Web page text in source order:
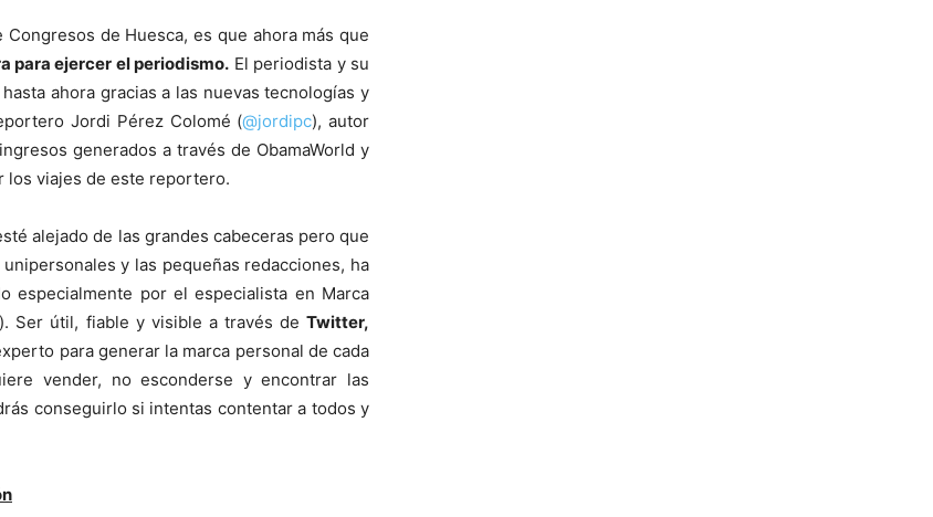
de Huesca, es que ahora más que
para ejercer el periodismo. El periodista y su
ahora gracias a las nuevas tecnologías y
Jordi Pérez Colomé (@jordipc), autor
generados a través de ObamaWorld y
los viajes de este reportero.
alejado de las grandes cabeceras pero que
y las pequeñas redacciones, ha
especialmente por el especialista en Marca
). Ser útil, fiable y visible a través deTwitter,
para generar la marca personal de cada
vender, no esconderse y encontrar las
conseguirlo si intentas contentar a todos y